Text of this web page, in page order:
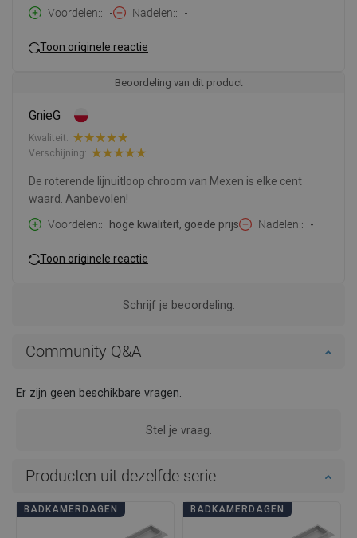
Voordelen:
- Nadelen: -
Toon originele reactie
Beoordeling van dit product
GnieG
Kwaliteit:
Verschijning:
De roterende lijnuitloop chroom van Mexen is elke cent
waard. Aanbevolen!
Voordelen:
hoge kwaliteit, goede prijs Nadelen: -
Toon originele reactie
Schrijf je beoordeling.
Community Q&A
Er zijn geen beschikbare vragen.
Stel je vraag.
Producten uit dezelfde serie
BADKAMERDAGEN BADKAMERDAGEN